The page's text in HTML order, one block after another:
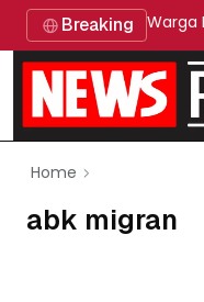
Breaking Warga
Home
abk migran